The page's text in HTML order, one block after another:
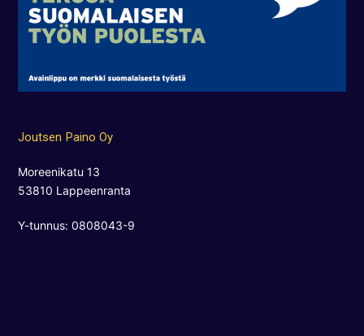
Joutsen Paino Oy
Moreenikatu 13
53810 Lappeenranta
Y-tunnus: 0808043-9